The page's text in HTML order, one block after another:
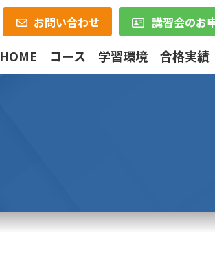
お問い合わせ 講習会のお
HOME コース 学習環境 合格実績